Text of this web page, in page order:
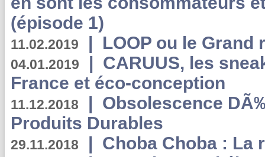
(épisode 1)
11.02.2019 | LOOP ou le Grand
04.01.2019 | CARUUS, les
France et éco-conception
11.12.2018 | Obsolescence
Produits Durables
29.11.2018 | Choba Choba : La